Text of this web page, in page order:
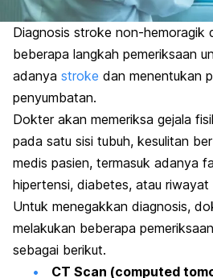
Diagnosis stroke non-hemoragik
beberapa langkah pemeriksaan
adanya stroke dan menentukan
penyumbatan.
Dokter akan memeriksa gejala
pada satu sisi tubuh, kesulitan
medis pasien, termasuk adanya
hipertensi, diabetes, atau riwayat
Untuk menegakkan diagnosis,
melakukan beberapa
sebagai berikut.
CT Scan (computed